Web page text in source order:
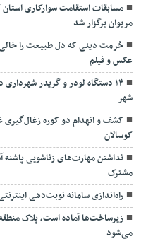
مسابقات استقامت سوارکاری
مریوان برگزار شد
حُرمت دینی که دل طبیعت را
عکس و فیلم
۱۴ دستگاه لودر و گریدر
شهر
کشف و انهدام دو کوره زغال‌گیری
کوسالان
نداشتن مهارت‌های زناشویی
مشترک
راه‌اندازی سامانه نوبت‌دهی
زیرساخت‌ها آماده است، پلاک
می‌شود